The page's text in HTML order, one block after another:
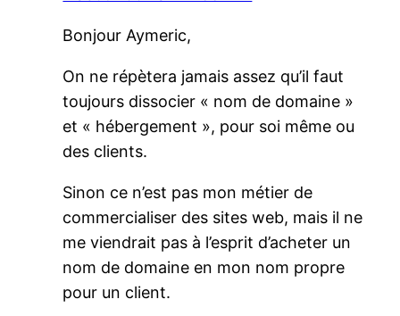
Bonjour Aymeric,
On ne répètera jamais assez qu’il faut
toujours dissocier « nom de domaine »
et « hébergement », pour soi même ou
des clients.
Sinon ce n’est pas mon métier de
commercialiser des sites web, mais il ne
me viendrait pas à l’esprit d’acheter un
nom de domaine en mon nom propre
pour un client.